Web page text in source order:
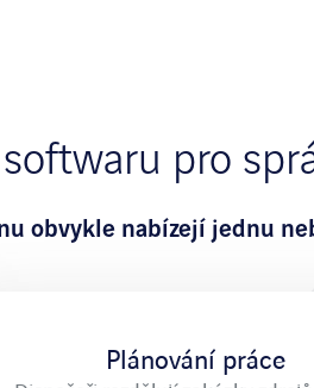
pro
obvykle nabízejí jednu
Plánování práce